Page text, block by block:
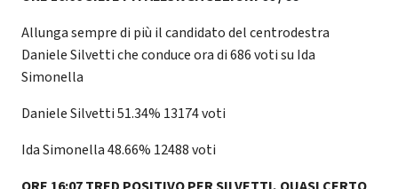
Allunga sempre di più il candidato del centrodestra
Daniele Silvetti che conduce ora di 686 voti su Ida
Simonella
Daniele Silvetti 51.34% 13174 voti
Ida Simonella 48.66% 12488 voti